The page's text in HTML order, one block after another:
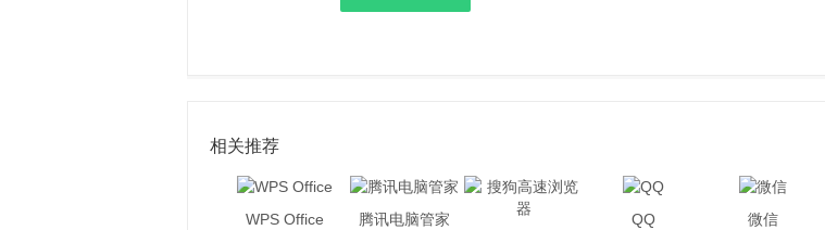
相关推荐
WPS Office
腾讯电脑管家
QQ 微信